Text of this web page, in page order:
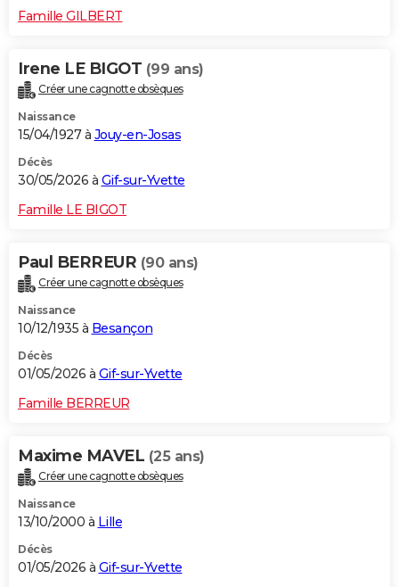
Famille GILBERT
Irene LE BIGOT (99 ans)
Créer une cagnotte obsèques
Naissance
15/04/1927 à Jouy-en-Josas
Décès
30/05/2026 à Gif-sur-Yvette
Famille LE BIGOT
Paul BERREUR (90 ans)
Créer une cagnotte obsèques
Naissance
10/12/1935 à Besançon
Décès
01/05/2026 à Gif-sur-Yvette
Famille BERREUR
Maxime MAVEL (25 ans)
Créer une cagnotte obsèques
Naissance
13/10/2000 à Lille
Décès
01/05/2026 à Gif-sur-Yvette